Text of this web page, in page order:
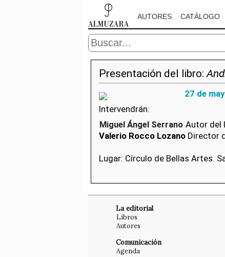
AUTORES CATÁLOGO
Presentación del libro:
27 de
Intervendrán:
Miguel Ángel Serrano Autor del
Valerio Rocco Lozano Director
Lugar: Círculo de Bellas Artes.
La editorial
Libros
Autores
Comunicación
Agenda